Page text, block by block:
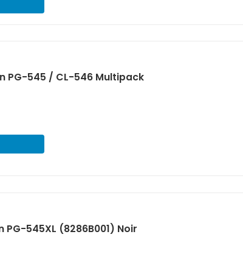
PG-545 / CL-546 Multipack
545XL (8286B001) Noir